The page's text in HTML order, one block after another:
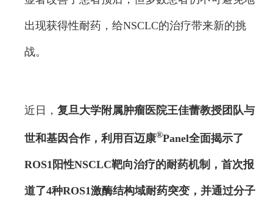
出现获得性耐药，给NSCLC的治疗带来新的挑
战。
近日， 复旦大学附属肿瘤医院王佳蕾教授团队与
世和基因合作，利用百迈康®Panel全面揭示了
ROS1阳性NSCLC靶向治疗的耐药机制 ，首次报
道了4种ROS1激酶结构域耐药突变，并通过分子